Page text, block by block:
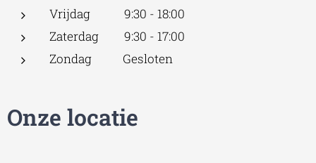
Vrijdag 9:30 - 18:00
Zaterdag 9:30 - 17:00
Zondag Gesloten
Onze locatie